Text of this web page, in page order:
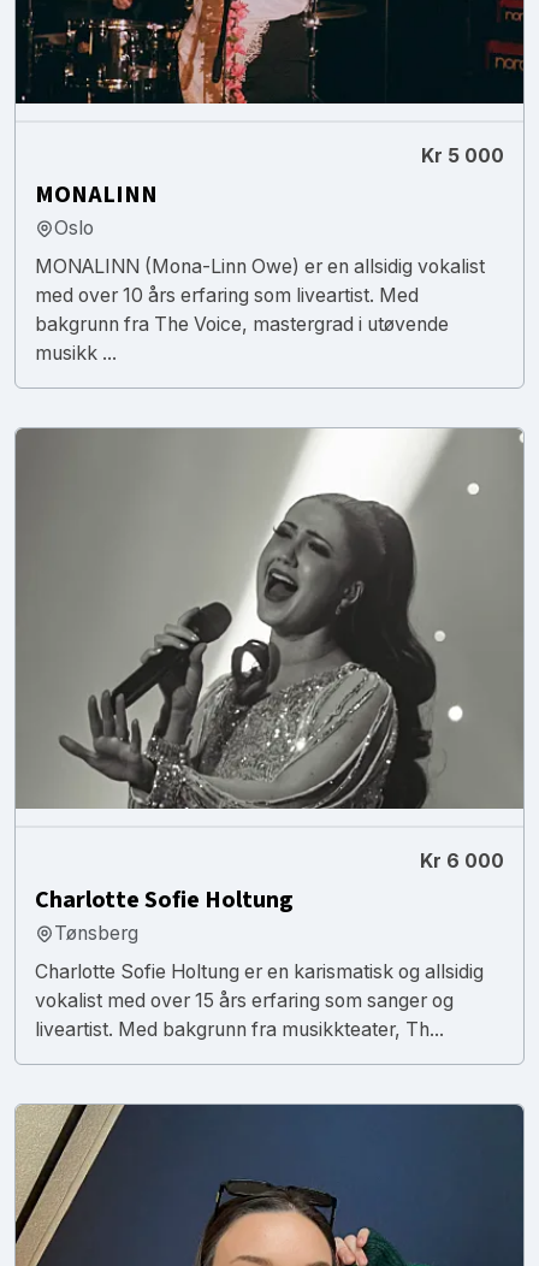
Kr 5 000
MONALINN
Oslo
MONALINN (Mona-Linn Owe) er en allsidig vokalist
med over 10 års erfaring som liveartist. Med
bakgrunn fra The Voice, mastergrad i utøvende
musikk ...
Kr 6 000
Charlotte Sofie Holtung
Tønsberg
Charlotte Sofie Holtung er en karismatisk og allsidig
vokalist med over 15 års erfaring som sanger og
liveartist. Med bakgrunn fra musikkteater, Th...